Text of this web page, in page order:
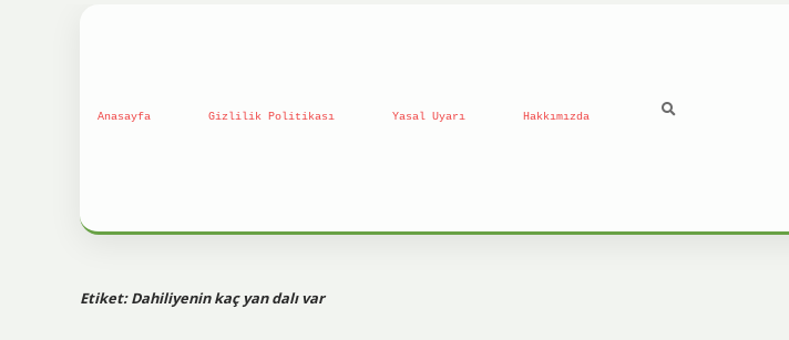
Anasayfa Gizlilik Politikası Yasal Uyarı Hakkımızda
Etiket:Dahiliyenin kaç yan dalı var